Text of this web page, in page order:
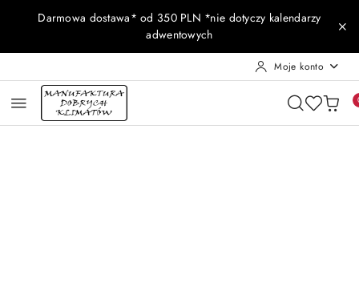
Przejdź do treści głównej
Przejdź do wyszukiwarki
Przejdź do moje konto
Przejdź do menu głównego
Przejdź do opisu produktu
Przejdź do stopki
Darmowa dostawa* od 350 PLN *nie dotyczy kalendarzy
adwentowych
Moje konto